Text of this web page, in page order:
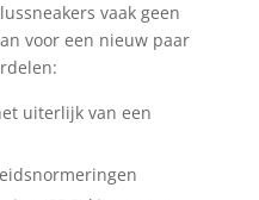
vaak geen
voor een nieuw paar
uiterlijk van een